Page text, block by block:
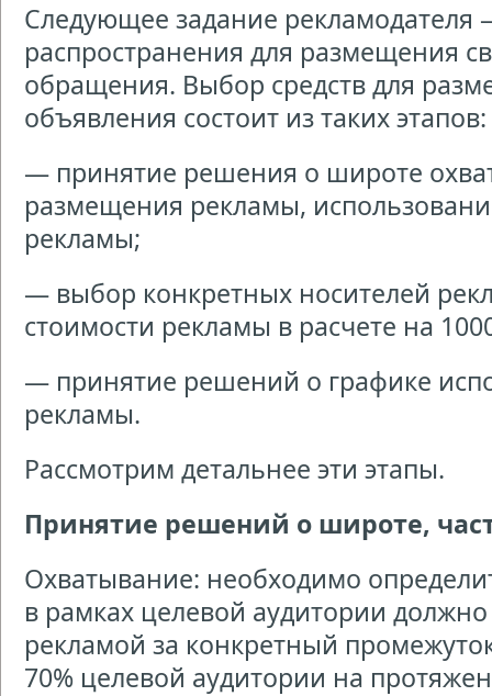
Следующее задание рекламодателя
распространения для размещения
обращения. Выбор средств для
объявления состоит из таких этапов:
— принятие решения о широте
размещения рекламы,
рекламы;
— выбор конкретных носителей
стоимости рекламы в расчете на
— принятие решений о графике
рекламы.
Рассмотрим детальнее эти этапы.
Принятие решений о широте,
Охватывание: необходимо
в рамках целевой аудитории
рекламой за конкретный
70% целевой аудитории на